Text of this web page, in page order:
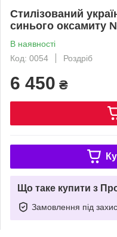
Стилізований
синього оксамиту
В наявності
Код: 0054
Роздріб
6 450 ₴
Що таке купити з
Замовлення під